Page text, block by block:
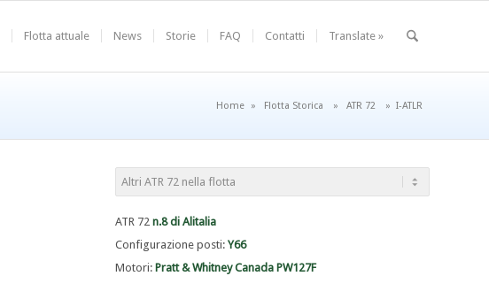
Flotta attuale News Storie FAQ Contatti Translate »
Home » Flotta Storica » ATR 72 » I-ATLR
ATR 72n.8 di Alitalia
Configurazione posti:Y66
Motori: Pratt & Whitney Canada PW127F